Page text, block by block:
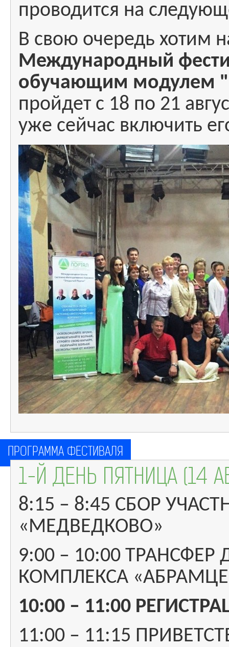
проводится на
В свою очередь хотим
Международный
обучающим модулем
пройдет с 18 по 21
уже сейчас включить
ПРОГРАММА ФЕСТИВАЛЯ
1-Й ДЕНЬ ПЯТНИЦА (14
8:15 – 8:45 СБОР
«МЕДВЕДКОВО»
9:00 – 10:00
КОМПЛЕКСА
10:00 – 11:00
11:00 – 11:15